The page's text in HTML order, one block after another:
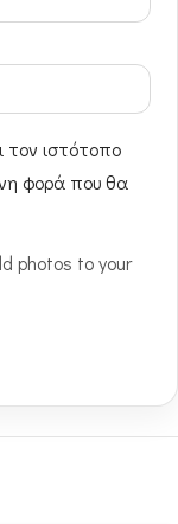
τον ιστότοπο
φορά που θα
photos to your